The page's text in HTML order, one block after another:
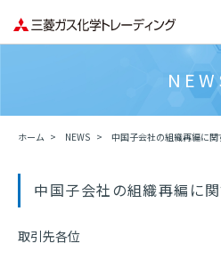
ホーム NEWS 中国子会社の組織再編に関
中国子会社の組織再編に関
取引先各位